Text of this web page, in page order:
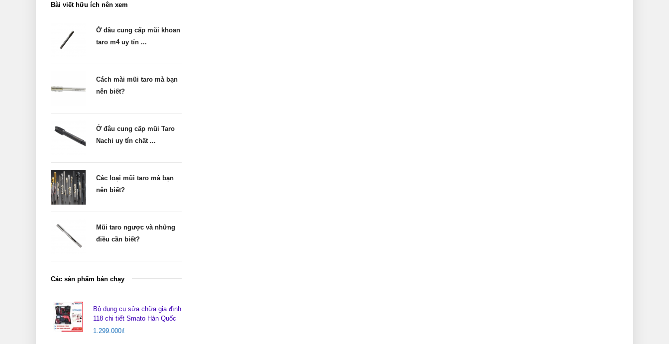
Bài viết hữu ích nên xem
Ở đâu cung cấp mũi khoan
taro m4 uy tín ...
Cách mài mũi taro mà bạn
nên biết?
Ở đâu cung cấp mũi Taro
Nachi uy tín chất ...
Các loại mũi taro mà bạn
nên biết?
Mũi taro ngược và những
điều cần biết?
Các sản phẩm bán chạy
Bộ dụng cụ sửa chữa gia đình
118 chi tiết Smato Hàn Quốc
1.299.000₫